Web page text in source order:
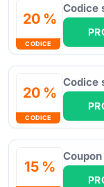
20 %
CODICE
Codice
20 %
CODICE
Codice
15 %